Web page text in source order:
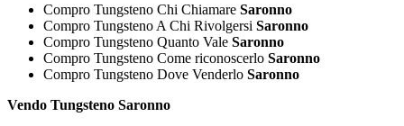
Compro Tungsteno Chi Chiamare Saronno
Compro Tungsteno A Chi Rivolgersi Saronno
Compro Tungsteno Quanto Vale Saronno
Compro Tungsteno Come riconoscerlo Saronno
Compro Tungsteno Dove Venderlo Saronno
Vendo Tungsteno Saronno